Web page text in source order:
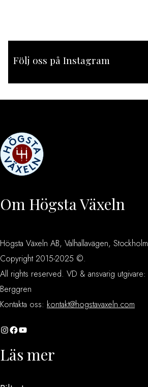
Följ oss på Instagram
Om Högsta Växeln
Högsta Växeln AB, Valhallavägen,
Copyright 2015-2025 ©.
All rights reserved. VD & ansvarig utgivare:
Berggren
Kontakta oss: kontakt@hogstavaxeln.com
InstagramFacebook YouTube
Läs mer